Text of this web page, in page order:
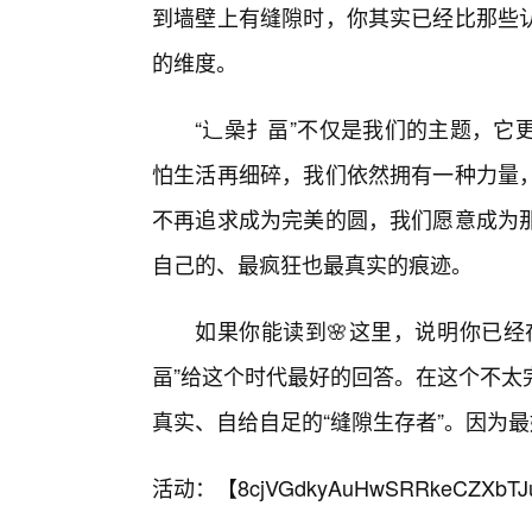
到墙壁上有缝隙时，你其实已经比那
的维度。
“辶喿扌畐”不仅是我们的主题，
怕生活再细碎，我们依然拥有一种力
不再追求成为完美的圆，我们愿意成
自己的、最疯狂也最真实的痕迹。
如果你能读到🌸这里，说明你已
畐”给这个时代最好的回答。在这个不
真实、自给自足的“缝隙生存者”。因为
活动：【